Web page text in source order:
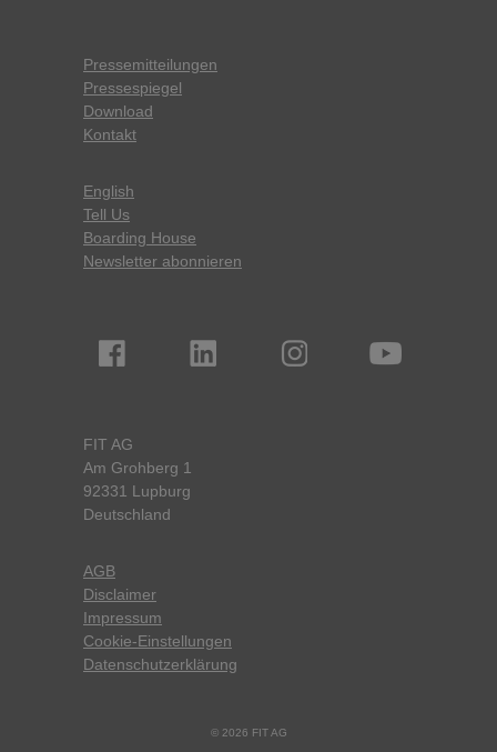
Pressemitteilungen
Pressespiegel
Download
Kontakt
English
Tell Us
Boarding House
Newsletter abonnieren
FIT AG
Am Grohberg 1
92331 Lupburg
Deutschland
AGB
Disclaimer
Impressum
Cookie-Einstellungen
Datenschutzerklärung
© 2026 FIT AG